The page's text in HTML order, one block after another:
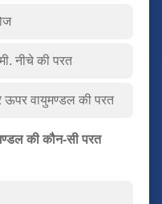
नीचे की परत
ऊपर वायुमण्डल की परत
की कौन-सी परत